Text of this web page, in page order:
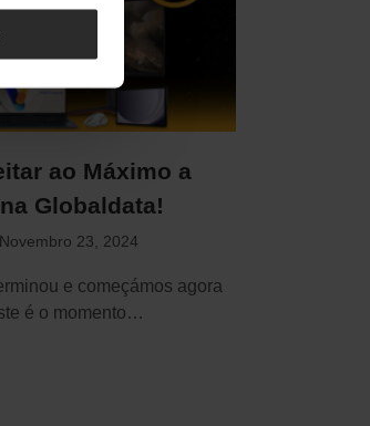
ao Máximo a
Globaldata!
Novembro 23, 2024
e começámos agora
é o momento…